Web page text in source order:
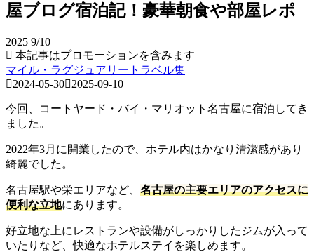
屋ブログ宿泊記！豪華朝食や部屋レポ
2025 9/10
本記事はプロモーションを含みます
マイル・ラグジュアリートラベル集
2024-05-30
2025-09-10
今回、コートヤード・バイ・マリオット名古屋に宿泊してき
ました。
2022年3月に開業したので、ホテル内はかなり清潔感があり
綺麗でした。
名古屋駅や栄エリアなど、 名古屋の主要エリアのアクセスに
便利な立地にあります。
好立地な上にレストランや設備がしっかりしたジムが入って
いたりなど、快適なホテルステイを楽しめます。